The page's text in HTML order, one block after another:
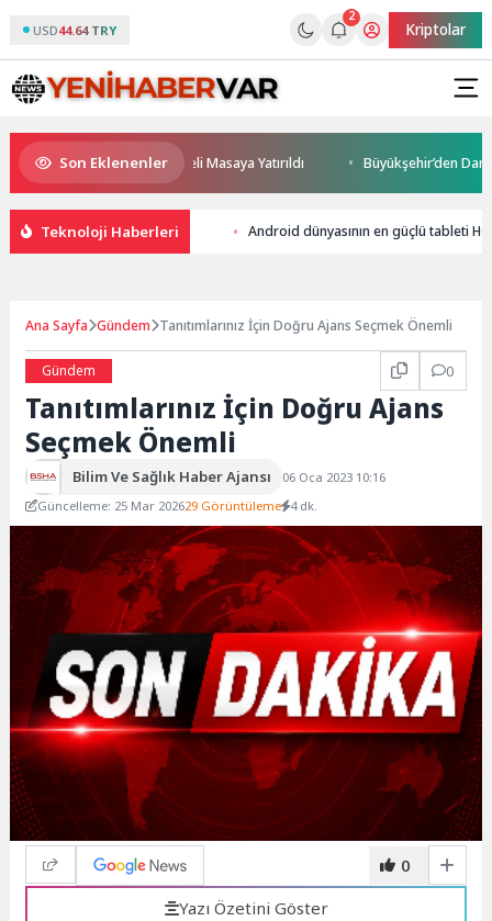
USD44.64 TRY
2
Kriptolar
Son Eklenenler
ve Yatırım Potansiyeli Masaya Yatırıldı Büyükşehir’den
Teknoloji Haberleri Android dünyasının en güçlü tableti
Ana Sayfa Gündem Tanıtımlarınız İçin Doğru Ajans Seçmek Önemli
Gündem 0
Tanıtımlarınız İçin Doğru Ajans
Seçmek Önemli
Bilim Ve Sağlık Haber Ajansı
06 Oca 2023 10:16
Güncelleme: 25 Mar 202629 Görüntüleme 4 dk.
0
Yazı Özetini Göster